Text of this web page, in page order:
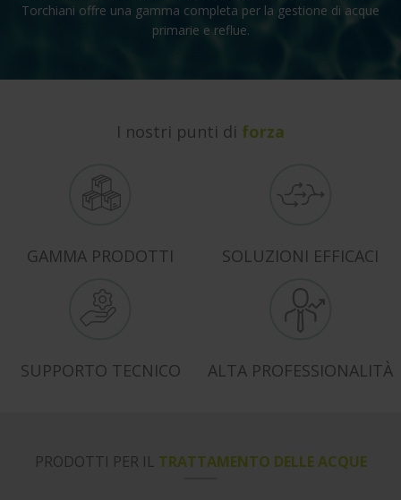
Torchiani offre una gamma completa per la gestione di acque
primarie e reflue.
I nostri punti di forza
GAMMA PRODOTTI SOLUZIONI EFFICACI
SUPPORTO TECNICO ALTA PROFESSIONALITÀ
PRODOTTI PER IL TRATTAMENTO DELLE ACQUE